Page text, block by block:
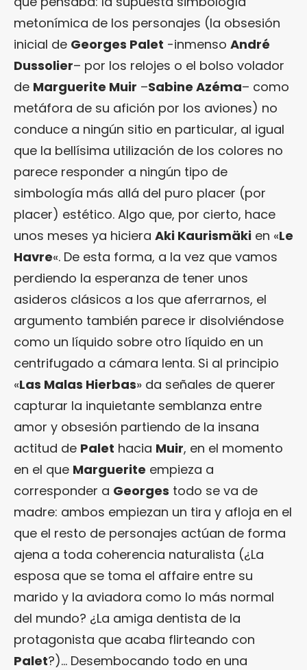
metonímica de los personajes (la obsesión
inicial de Georges Palet -inmenso André
Dussolier– por los relojes o el bolso volador
de Marguerite Muir –Sabine Azéma– como
metáfora de su afición por los aviones) no
conduce a ningún sitio en particular, al igual
que la bellísima utilización de los colores no
parece responder a ningún tipo de
simbología más allá del puro placer (por
placer) estético. Algo que, por cierto, hace
unos meses ya hiciera Aki Kaurismäki en «Le
Havre«. De esta forma, a la vez que vamos
perdiendo la esperanza de tener unos
asideros clásicos a los que aferrarnos, el
argumento también parece ir disolviéndose
como un líquido sobre otro líquido en un
centrifugado a cámara lenta. Si al principio
«Las Malas Hierbas» da señales de querer
capturar la inquietante semblanza entre
amor y obsesión partiendo de la insana
actitud de Palet hacia Muir, en el momento
en el que Marguerite empieza a
corresponder a Georges todo se va de
madre: ambos empiezan un tira y afloja en el
que el resto de personajes actúan de forma
ajena a toda coherencia naturalista (¿La
esposa que se toma el affaire entre su
marido y la aviadora como lo más normal
del mundo? ¿La amiga dentista de la
protagonista que acaba flirteando con
Palet?)… Desembocando todo en una